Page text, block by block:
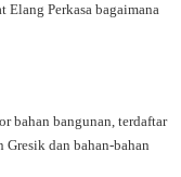
Perkasa bagaimana
bahan bangunan, terdaftar
Gresik dan bahan-bahan